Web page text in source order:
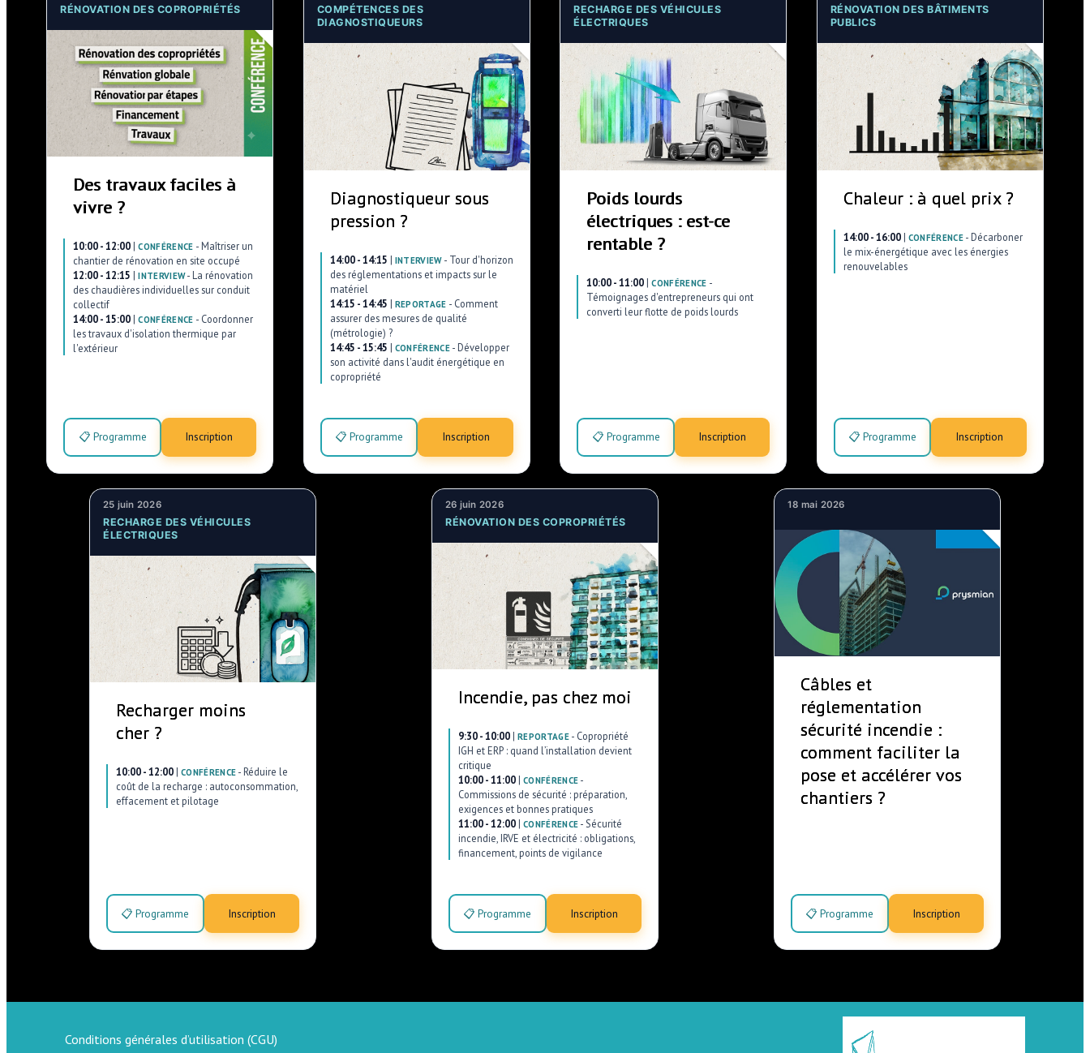
RÉNOVATION DES COPROPRIÉTÉS
Des travaux faciles à
vivre ?
10:00 - 12:00 |CONFÉRENCE - Maîtriser un
chantier de rénovation en site occupé
12:00 - 12:15 |INTERVIEW- La rénovation
des chaudières individuelles sur conduit
collectif
14:00 - 15:00 |CONFÉRENCE - Coordonner
les travaux d'isolation thermique par
l'extérieur
📋 Programme Inscription
COMPÉTENCES DES
DIAGNOSTIQUEURS
Diagnostiqueur sous
pression ?
14:00 - 14:15 | INTERVIEW- Tour d'horizon
des réglementations et impacts sur le
matériel
14:15 - 14:45 | REPORTAGE - Comment
assurer des mesures de qualité
(métrologie) ?
14:45 - 15:45 | CONFÉRENCE - Développer
son activité dans l'audit énergétique en
copropriété
📋 Programme Inscription
RECHARGE DES VÉHICULES
ÉLECTRIQUES
Poids lourds
électriques : est-ce
rentable ?
10:00 - 11:00 |CONFÉRENCE -
Témoignages d'entrepreneurs qui ont
converti leur flotte de poids lourds
📋 Programme Inscription
RÉNOVATION DES BÂTIMENTS
PUBLICS
Chaleur : à quel prix ?
14:00 - 16:00| CONFÉRENCE - Décarboner
le mix-énergétique avec les énergies
renouvelables
📋 Programme Inscription
25 juin 2026
RECHARGE DES VÉHICULES
ÉLECTRIQUES
Recharger moins
cher ?
10:00 - 12:00 | CONFÉRENCE - Réduire le
coût de la recharge : autoconsommation,
effacement et pilotage
📋 Programme Inscription
26 juin 2026
RÉNOVATION DES COPROPRIÉTÉS
Incendie, pas chez moi
9:30 - 10:00 | REPORTAGE- Copropriété
IGH et ERP : quand l’installation devient
critique
10:00 - 11:00 | CONFÉRENCE -
Commissions de sécurité : préparation,
exigences et bonnes pratiques
11:00 - 12:00 | CONFÉRENCE -Sécurité
incendie, IRVE et électricité : obligations,
financement, points de vigilance
📋 Programme Inscription
18 mai 2026
Câbles et
réglementation
sécurité incendie :
comment faciliter la
pose et accélérer vos
chantiers ?
📋 Programme Inscription
Conditions générales d’utilisation (CGU)